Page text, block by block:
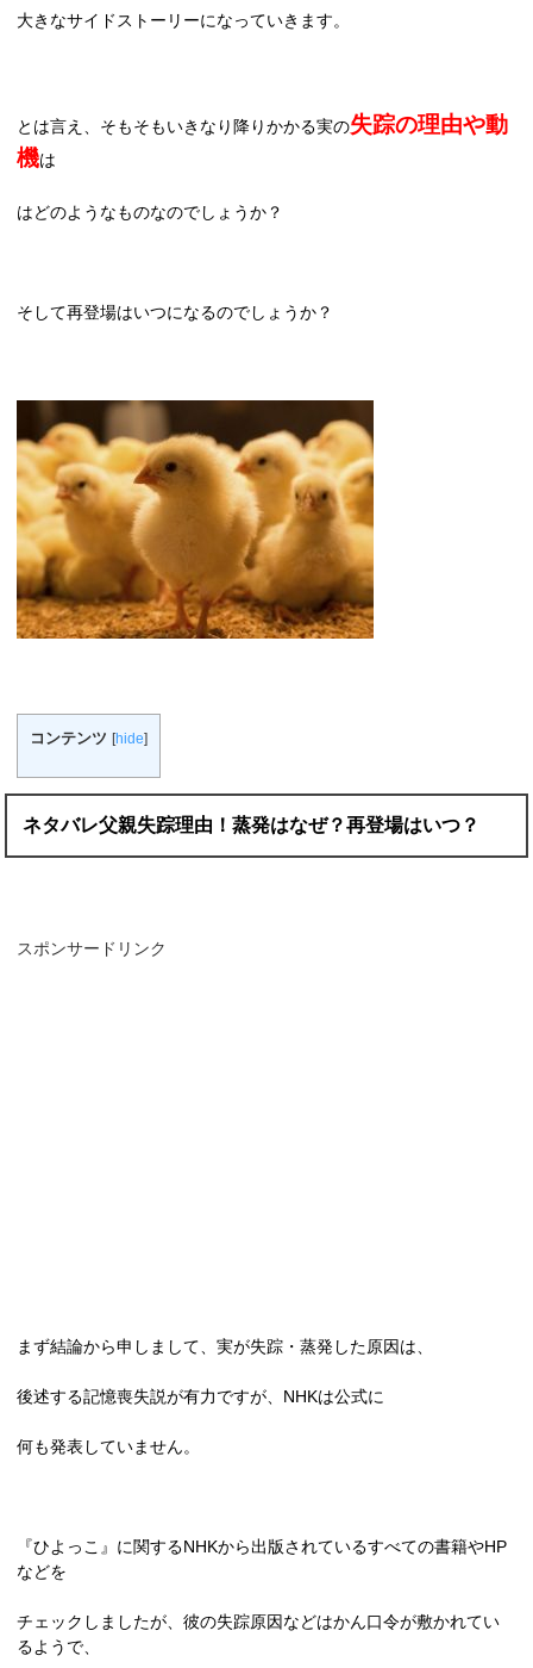
大きなサイドストーリーになっていきます。
とは言え、そもそもいきなり降りかかる実の失踪の理由や動
機は
はどのようなものなのでしょうか？
そして再登場はいつになるのでしょうか？
コンテンツ [hide]
ネタバレ父親失踪理由！蒸発はなぜ？再登場はいつ？
スポンサードリンク
まず結論から申しまして、実が失踪・蒸発した原因は、
後述する記憶喪失説が有力ですが、NHKは公式に
何も発表していません。
『ひよっこ』に関するNHKから出版されているすべての書籍やHP
などを
チェックしましたが、彼の失踪原因などはかん口令が敷かれてい
るようで、